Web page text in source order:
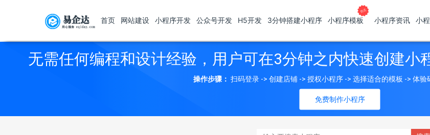
首页 网站建设 小程序开发 公众号开发 H5开发 3分钟搭建小程序 小程序模板 小程序资讯 小
无需任何编程和设计经验，用户可在3分钟之内快速创建小
免费制作小程序
操作步骤： 扫码登录 -> 创建店铺 -> 授权小程序 -> 选择适合的模板 -> 体验